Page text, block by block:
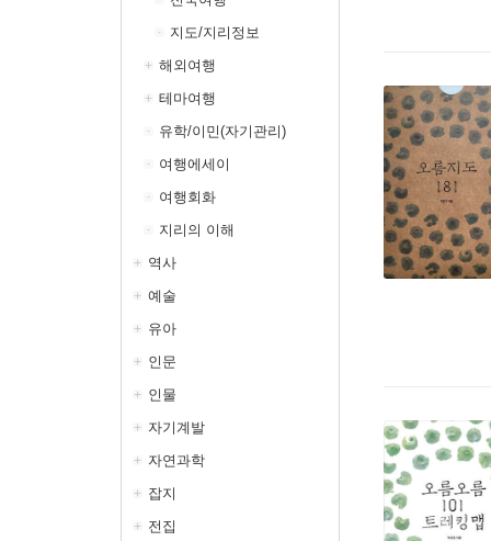
지도/지리정보
해외여행
테마여행
유학/이민(자기관리)
여행에세이
여행회화
지리의 이해
역사
예술
유아
인문
인물
자기계발
자연과학
잡지
전집